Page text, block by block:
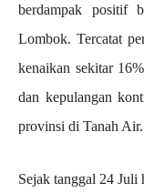
berdampak positif
Lombok. Tercatat
kenaikan sekitar
dan kepulangan
provinsi di Tanah Air.
Sejak tanggal 24